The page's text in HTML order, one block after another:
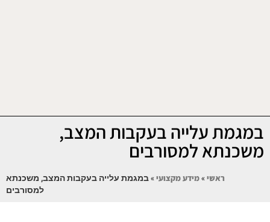
במגמת עלייה בעקבות המצב,
משכנתא למסורבים
ראשי»מידע מקצועי»במגמת עלייה בעקבות המצב, משכנתא
למסורבים